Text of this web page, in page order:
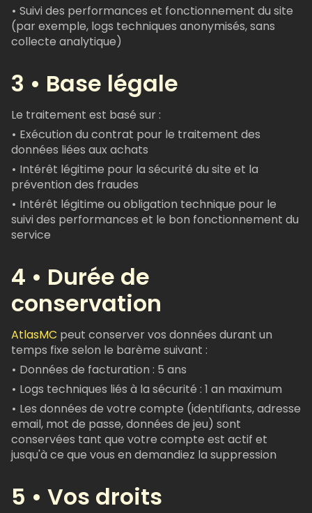
• Suivi des performances et fonctionnement du site
(par exemple, logs techniques anonymisés, sans
collecte analytique)
3 • Base légale
Le traitement est basé sur :
• Exécution du contrat pour le traitement des
données liées aux achats
• Intérêt légitime pour la sécurité du site et la
prévention des fraudes
• Intérêt légitime ou obligation technique pour le
suivi des performances et le bon fonctionnement du
service
4 • Durée de
conservation
AtlasMC peut conserver vos données durant un
temps fixe selon le barème suivant :
• Données de facturation : 5 ans
• Logs techniques liés à la sécurité : 1 an maximum
• Les données de votre compte (identifiants, adresse
email, mot de passe, données de jeu) sont
conservées tant que votre compte est actif et
jusqu'à ce que vous en demandiez la suppression
5 • Vos droits